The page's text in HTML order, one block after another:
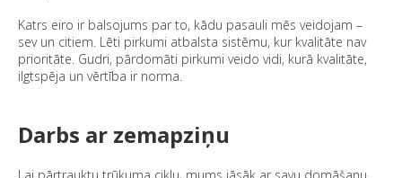
Katrs eiro ir balsojums par to, kādu pasauli mēs veidojam –
sev un citiem. Lēti pirkumi atbalsta sistēmu, kur kvalitāte nav
prioritāte. Gudri, pārdomāti pirkumi veido vidi, kurā kvalitāte,
ilgtspēja un vērtība ir norma.
Darbs ar zemapziņu